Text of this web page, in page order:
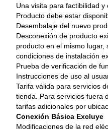
Una visita para factibilidad y
Producto debe estar
Desembalaje del nuevo
Desconexión de producto
producto en el mismo lugar,
condiciones de instalación
Prueba de verificación de
Instrucciones de uso al
Tarifa válida para servicios
tienda. Para servicios fuera
tarifas adicionales por
Conexión Básica Excluye
Modificaciones de la red